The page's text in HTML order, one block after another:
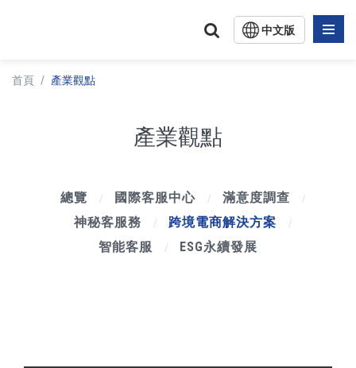
中文版
首頁 / 產業觀點
產業觀點
總覽 / 國際客服中心 / 滿意度調查 /
神秘客服務 / 跨境電商解決方案 /
智能客服 / ESG永續發展